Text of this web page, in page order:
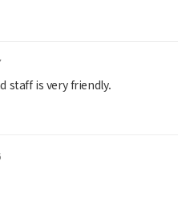
would refill items that were
that there is a historical
by Hone2Suites in
staff is very friendly.